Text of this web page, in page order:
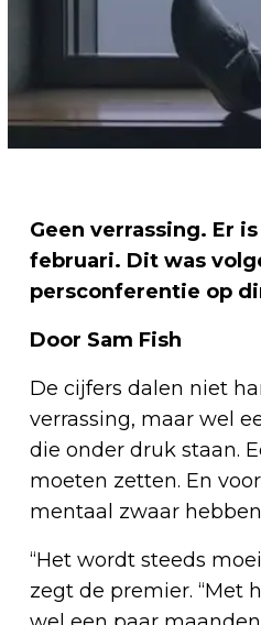
Geen verrassing. Er
februari. Dit was
persconferentie op
Door Sam Fish
De cijfers dalen niet
verrassing, maar wel
die onder druk staan.
moeten zetten. En
mentaal zwaar
“Het wordt steeds
zegt de premier. “Met